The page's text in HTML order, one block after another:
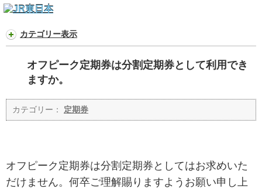
カテゴリー表示
オフピーク定期券は分割定期券として利用でき
ますか。
カテゴリー： 定期券
オフピーク定期券は分割定期券としてはお求めいた
だけません。何卒ご理解賜りますようお願い申し上